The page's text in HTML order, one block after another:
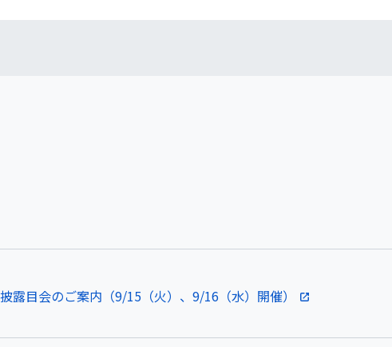
露目会のご案内（9/15（火）、9/16（水）開催）